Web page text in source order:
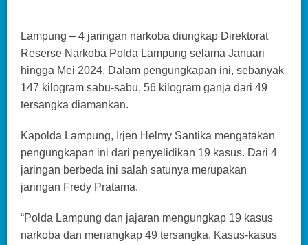
Lampung – 4 jaringan narkoba diungkap Direktorat
Reserse Narkoba Polda Lampung selama Januari
hingga Mei 2024. Dalam pengungkapan ini, sebanyak
147 kilogram sabu-sabu, 56 kilogram ganja dari 49
tersangka diamankan.
Kapolda Lampung, Irjen Helmy Santika mengatakan
pengungkapan ini dari penyelidikan 19 kasus. Dari 4
jaringan berbeda ini salah satunya merupakan
jaringan Fredy Pratama.
“Polda Lampung dan jajaran mengungkap 19 kasus
narkoba dan menangkap 49 tersangka. Kasus-kasus